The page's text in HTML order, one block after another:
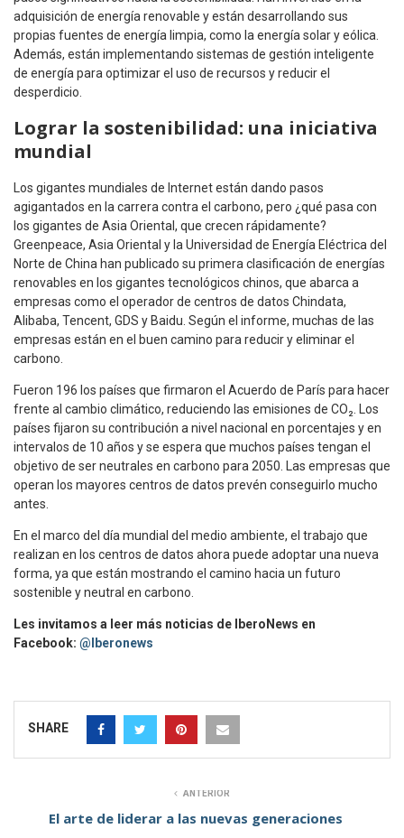
adquisición de energía renovable y están desarrollando sus
propias fuentes de energía limpia, como la energía solar y eólica.
Además, están implementando sistemas de gestión inteligente
de energía para optimizar el uso de recursos y reducir el
desperdicio.
Lograr la sostenibilidad: una iniciativa
mundial
Los gigantes mundiales de Internet están dando pasos
agigantados en la carrera contra el carbono, pero ¿qué pasa con
los gigantes de Asia Oriental, que crecen rápidamente?
Greenpeace, Asia Oriental y la Universidad de Energía Eléctrica del
Norte de China han publicado su primera clasificación de energías
renovables en los gigantes tecnológicos chinos, que abarca a
empresas como el operador de centros de datos Chindata,
Alibaba, Tencent, GDS y Baidu. Según el informe, muchas de las
empresas están en el buen camino para reducir y eliminar el
carbono.
Fueron 196 los países que firmaron el Acuerdo de París para hacer
frente al cambio climático, reduciendo las emisiones de CO₂. Los
países fijaron su contribución a nivel nacional en porcentajes y en
intervalos de 10 años y se espera que muchos países tengan el
objetivo de ser neutrales en carbono para 2050. Las empresas que
operan los mayores centros de datos prevén conseguirlo mucho
antes.
En el marco del día mundial del medio ambiente, el trabajo que
realizan en los centros de datos ahora puede adoptar una nueva
forma, ya que están mostrando el camino hacia un futuro
sostenible y neutral en carbono.
Les invitamos a leer más noticias de IberoNews en
Facebook: @Iberonews
SHARE
ANTERIOR
El arte de liderar a las nuevas generaciones